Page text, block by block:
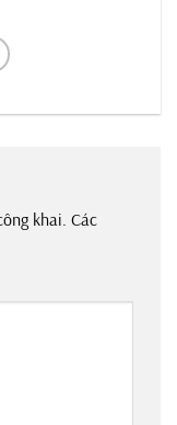
khai. Các